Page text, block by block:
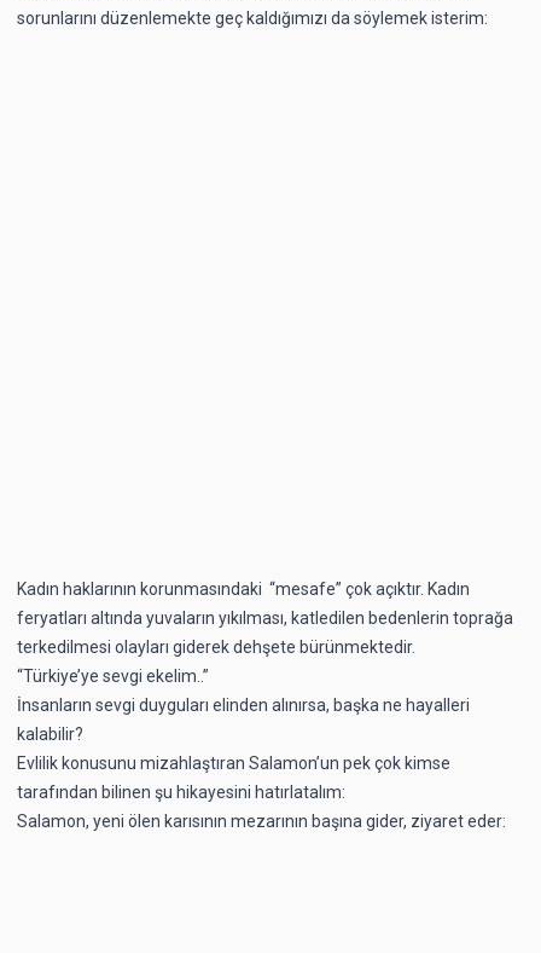
sorunlarını düzenlemekte geç kaldığımızı da söylemek isterim:
Kadın haklarının korunmasındaki “mesafe” çok açıktır. Kadın
feryatları altında yuvaların yıkılması, katledilen bedenlerin toprağa
terkedilmesi olayları giderek dehşete bürünmektedir.
“Türkiye’ye sevgi ekelim..”
İnsanların sevgi duyguları elinden alınırsa, başka ne hayalleri
kalabilir?
Evlilik konusunu mizahlaştıran Salamon’un pek çok kimse
tarafından bilinen şu hikayesini hatırlatalım:
Salamon, yeni ölen karısının mezarının başına gider, ziyaret eder: